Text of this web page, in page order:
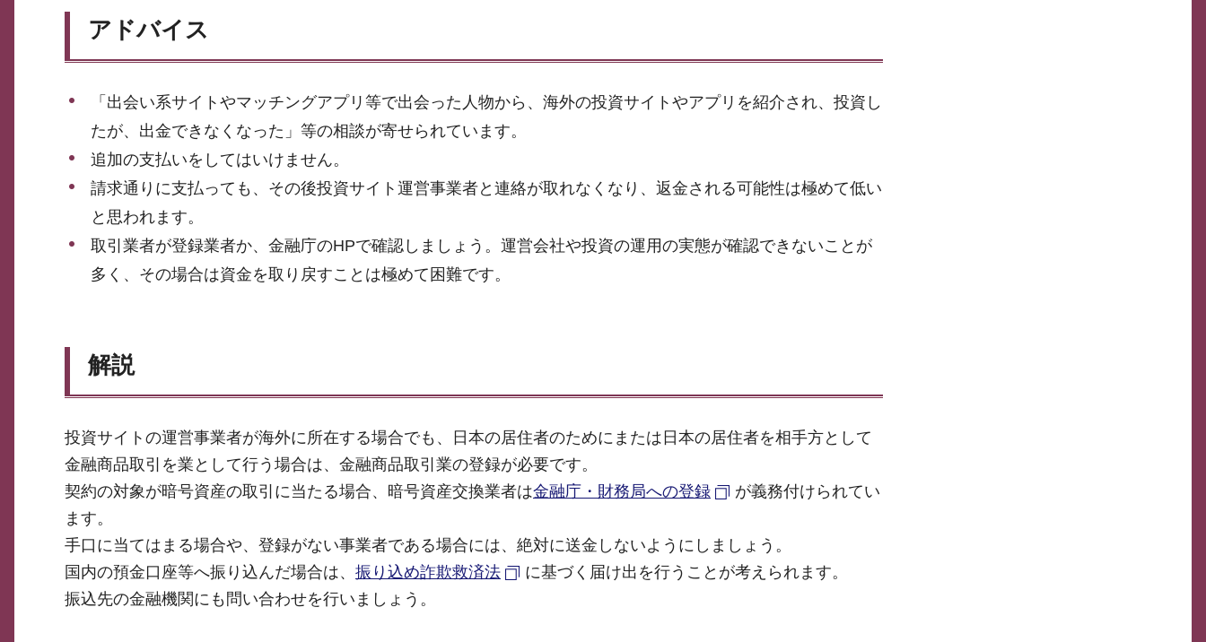
アドバイス
「出会い系サイトやマッチングアプリ等で出会った人物から、海外の投資サイトやアプリを紹介され、投資し
たが、出金できなくなった」等の相談が寄せられています。
追加の支払いをしてはいけません。
請求通りに支払っても、その後投資サイト運営事業者と連絡が取れなくなり、返金される可能性は極めて低い
と思われます。
取引業者が登録業者か、金融庁のHPで確認しましょう。運営会社や投資の運用の実態が確認できないことが
多く、その場合は資金を取り戻すことは極めて困難です。
解説
投資サイトの運営事業者が海外に所在する場合でも、日本の居住者のためにまたは日本の居住者を相手方として
金融商品取引を業として行う場合は、金融商品取引業の登録が必要です。
契約の対象が暗号資産の取引に当たる場合、暗号資産交換業者は金融庁・財務局への登録
が義務付けられてい
ます。
手口に当てはまる場合や、登録がない事業者である場合には、絶対に送金しないようにしましょう。
国内の預金口座等へ振り込んだ場合は、 振り込め詐欺救済法
に基づく届け出を行うことが考えられます。
振込先の金融機関にも問い合わせを行いましょう。